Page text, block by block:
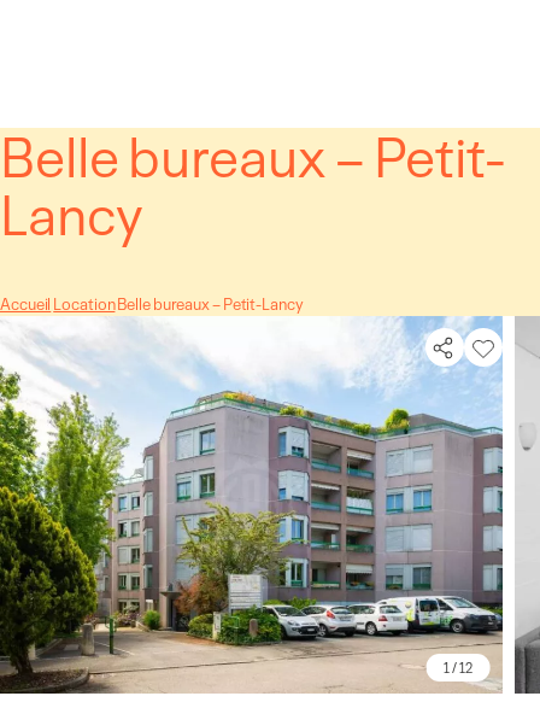
Belle bureaux – Petit-
Lancy
Accueil LocationBelle bureaux – Petit-Lancy
1 / 12